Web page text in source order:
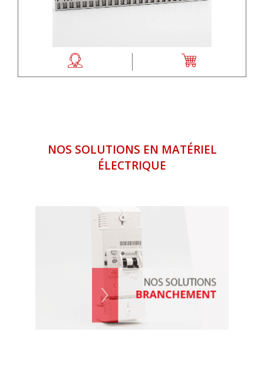
NOS SOLUTIONS EN MATÉRIEL
ÉLECTRIQUE